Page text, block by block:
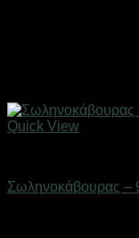
Quick View
Σωληνοκάβουρας –